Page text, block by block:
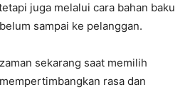
juga melalui cara bahan baku
sampai ke pelanggan.
sekarang saat memilih
rasa dan